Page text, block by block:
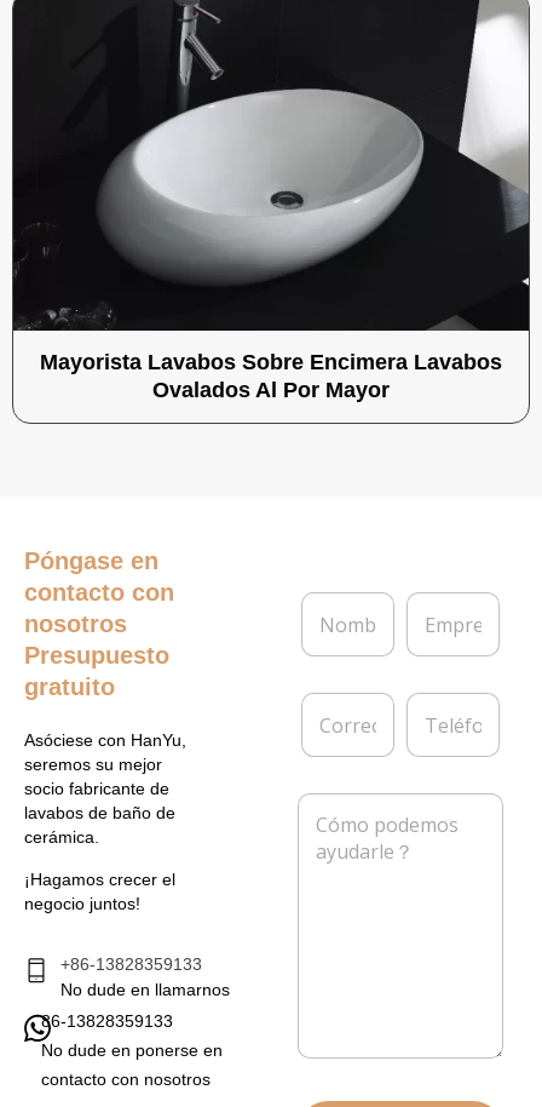
Mayorista Lavabos Sobre Encimera Lavabos
Ovalados Al Por Mayor
Póngase en
contacto con
nosotros
Presupuesto
gratuito
Asóciese con HanYu,
seremos su mejor
socio fabricante de
lavabos de baño de
cerámica.
¡Hagamos crecer el
negocio juntos!
+86-13828359133
No dude en llamarnos
86-13828359133
No dude en ponerse en
contacto con nosotros
N
m
r
E
p
e
C
r
e
c
T
l
f
o
n
M